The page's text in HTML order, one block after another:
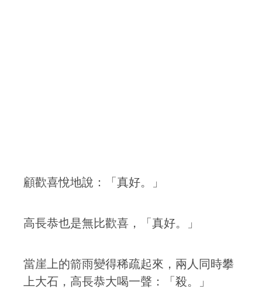
顧歡喜悅地說：「真好。」
高長恭也是無比歡喜，「真好。」
當崖上的箭雨變得稀疏起來，兩人同時攀
上大石，高長恭大喝一聲：「殺。」